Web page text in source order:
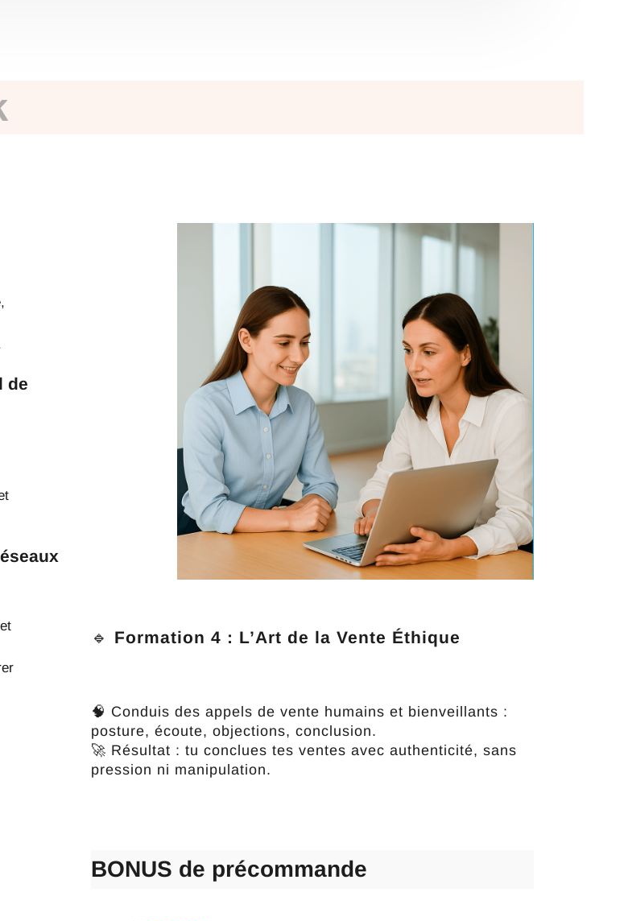
de
🔹 Formation 4 : L’Art de la Vente Éthique
🧠 Conduis des appels de vente humains et bienveillants :
posture, écoute, objections, conclusion.
🚀 Résultat : tu conclues tes ventes avec authenticité, sans
pression ni manipulation.
BONUS de précommande